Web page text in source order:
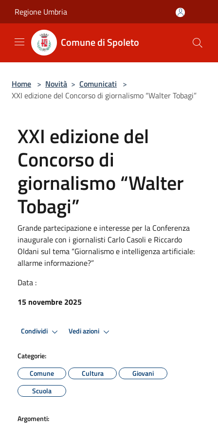
Regione Umbria
Comune di Spoleto
Home > Novità > Comunicati >
XXI edizione del Concorso di giornalismo “Walter Tobagi”
XXI edizione del
Concorso di
giornalismo “Walter
Tobagi”
Grande partecipazione e interesse per la Conferenza
inaugurale con i giornalisti Carlo Casoli e Riccardo
Oldani sul tema “Giornalismo e intelligenza artificiale:
allarme informazione?”
Data :
15 novembre 2025
Condividi Vedi azioni
Categorie:
Comune
Cultura
Giovani
Scuola
Argomenti: